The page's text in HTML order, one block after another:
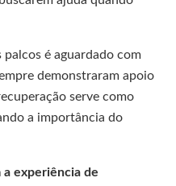
é aguardado com
demonstraram apoio
serve como
a importância do
experiência de